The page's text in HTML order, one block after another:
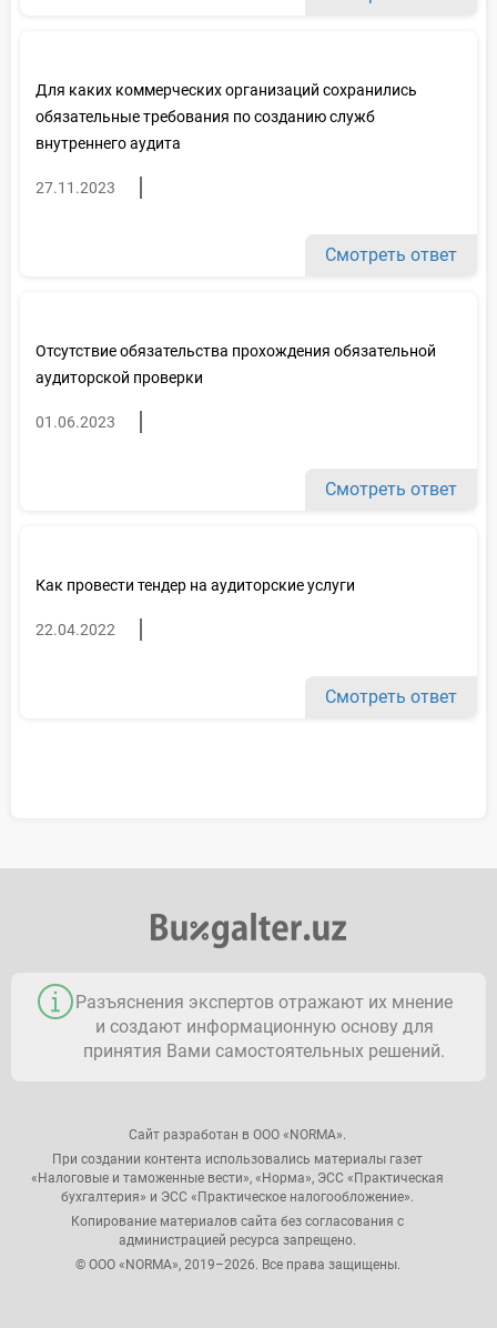
Для каких коммерческих организаций сохранились
обязательные требования по созданию служб
внутреннего аудита
27.11.2023
Смотреть ответ
Отсутствие обязательства прохождения обязательной
аудиторской проверки
01.06.2023
Смотреть ответ
Как провести тендер на аудиторские услуги
22.04.2022
Смотреть ответ
Разъяснения экспертов отражают их мнение
и создают информационную основу для
принятия Вами самостоятельных решений.
Сайт разработан в ООО «NORMA».
При создании контента использовались материалы газет
«Налоговые и таможенные вести», «Норма», ЭСС «Практическая
бухгалтерия» и ЭСС «Практическое налогообложение».
Копирование материалов сайта без согласования с
администрацией ресурса запрещено.
© ООО «NORMA», 2019–2026. Все права защищены.